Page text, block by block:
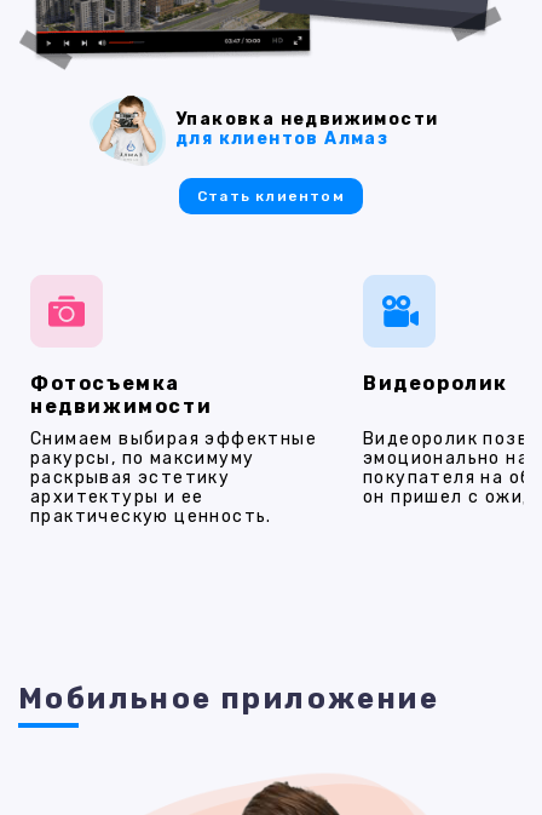
Фотосъемка
недвижимости
Снимаем выбирая эффектные
ракурсы, по максимуму
раскрывая эстетику
архитектуры и ее
практическую ценность.
Видеоролик
Видеоролик
эмоционально
покупателя на
он пришел с
Упаковка недвижимости
для клиентов Алмаз
Стать клиентом
Мобильное приложение